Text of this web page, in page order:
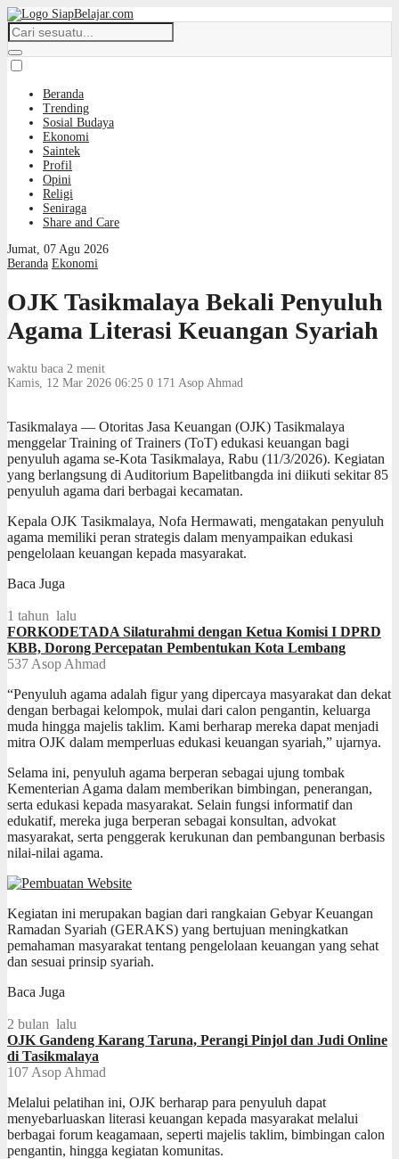
Beranda
Trending
Sosial Budaya
Ekonomi
Saintek
Profil
Opini
Religi
Seniraga
Share and Care
Jumat, 07 Agu 2026
Beranda Ekonomi
OJK Tasikmalaya Bekali Penyuluh
Agama Literasi Keuangan Syariah
waktu baca 2 menit
Kamis, 12 Mar 2026 06:25 0 171 Asop Ahmad
Tasikmalaya — Otoritas Jasa Keuangan (OJK) Tasikmalaya
menggelar Training of Trainers (ToT) edukasi keuangan bagi
penyuluh agama se-Kota Tasikmalaya, Rabu (11/3/2026). Kegiatan
yang berlangsung di Auditorium Bapelitbangda ini diikuti sekitar 85
penyuluh agama dari berbagai kecamatan.
Kepala OJK Tasikmalaya, Nofa Hermawati, mengatakan penyuluh
agama memiliki peran strategis dalam menyampaikan edukasi
pengelolaan keuangan kepada masyarakat.
Baca Juga
1 tahun lalu
FORKODETADA Silaturahmi dengan Ketua Komisi I DPRD
KBB, Dorong Percepatan Pembentukan Kota Lembang
537 Asop Ahmad
“Penyuluh agama adalah figur yang dipercaya masyarakat dan dekat
dengan berbagai kelompok, mulai dari calon pengantin, keluarga
muda hingga majelis taklim. Kami berharap mereka dapat menjadi
mitra OJK dalam memperluas edukasi keuangan syariah,” ujarnya.
Selama ini, penyuluh agama berperan sebagai ujung tombak
Kementerian Agama dalam memberikan bimbingan, penerangan,
serta edukasi kepada masyarakat. Selain fungsi informatif dan
edukatif, mereka juga berperan sebagai konsultan, advokat
masyarakat, serta penggerak kerukunan dan pembangunan berbasis
nilai-nilai agama.
Kegiatan ini merupakan bagian dari rangkaian Gebyar Keuangan
Ramadan Syariah (GERAKS) yang bertujuan meningkatkan
pemahaman masyarakat tentang pengelolaan keuangan yang sehat
dan sesuai prinsip syariah.
Baca Juga
2 bulan lalu
OJK Gandeng Karang Taruna, Perangi Pinjol dan Judi Online
di Tasikmalaya
107 Asop Ahmad
Melalui pelatihan ini, OJK berharap para penyuluh dapat
menyebarluaskan literasi keuangan kepada masyarakat melalui
berbagai forum keagamaan, seperti majelis taklim, bimbingan calon
pengantin, hingga kegiatan komunitas.